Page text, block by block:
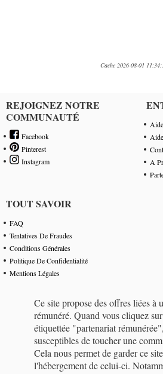
Cache 2026-08-01
REJOIGNEZ NOTRE
COMMUNAUTÉ
Facebook
Pinterest
Instagram
A
TOUT SAVOIR
FAQ
Tentatives De Fraudes
Conditions Générales
Politique De Confidentialité
Mentions Légales
Ce site propose des offres liées à
rémunéré. Quand vous cliquez
étiquettée "partenariat
susceptibles de toucher une
Cela nous permet de garder ce
l'hébergement de celui-ci.